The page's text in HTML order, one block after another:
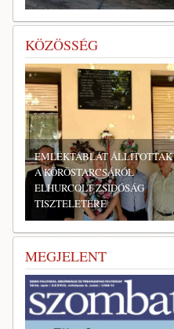
KÖZÖSSÉG
EMLÉKTÁBLÁT ÁLLÍTOTTAK
A KÖRÖSTARCSÁRÓL
ELHURCOLT ZSIDÓSÁG
TISZTELETÉRE
MEGJELENT